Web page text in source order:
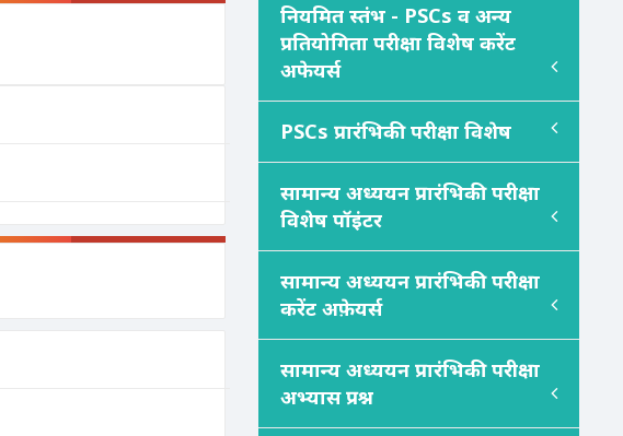
नियमित स्तंभ - PSCs व अन्य
प्रतियोगिता परीक्षा विशेष करेंट
अफेयर्स
PSCs प्रारंभिकी परीक्षा विशेष
सामान्य अध्ययन प्रारंभिकी परीक्षा
विशेष पॉइंटर
सामान्य अध्ययन प्रारंभिकी परीक्षा
करेंट अफ़ेयर्स
सामान्य अध्ययन प्रारंभिकी परीक्षा
अभ्यास प्रश्न